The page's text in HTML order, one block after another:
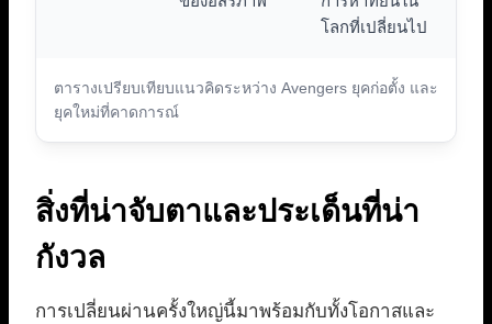
ตารางเปรียบเทียบแนวคิดระหว่าง Avengers ยุคก่อตั้ง และ
ยุคใหม่ที่คาดการณ์
โลกที่เปลี่ยนไป
สิ่งที่น่าจับตาและประเด็นที่น่า
กังวล
การเปลี่ยนผ่านครั้งใหญ่นี้มาพร้อมกับทั้งโอกาสและ